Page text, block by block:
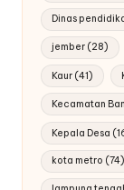
Dinas
jember (28)
Kaur (41)
Kecamatan
Kepala Desa
kota metro (74)